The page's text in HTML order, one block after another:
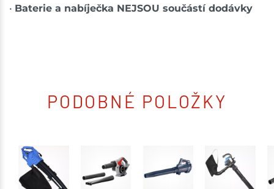
• Baterie a nabíječka NEJSOU součástí dodávky
PODOBNÉ POLOŽKY